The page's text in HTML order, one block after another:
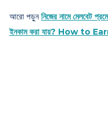
আরো পড়ুননিজের নামে মেলবেট
ইনকাম করা যায়? How to